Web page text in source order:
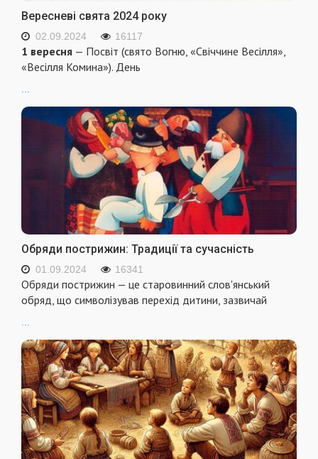
Вересневі свята 2024 року
02.09.2024 16117
1 вересня — Посвіт (свято Вогню, «Свіччине Весілля»,
«Весілля Комина»). День
Обряди пострижин: Традиції та сучасність
01.09.2024 16341
Обряди пострижин — це старовинний слов'янський
обряд, що символізував перехід дитини, зазвичай
...